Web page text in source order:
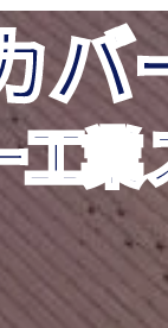
バ
工業